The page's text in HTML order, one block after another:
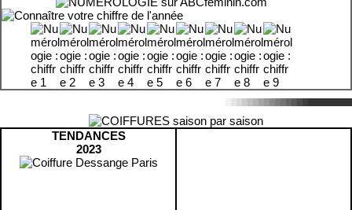
TENDANCES
2023